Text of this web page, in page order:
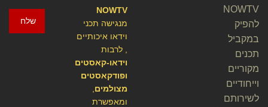
שלח
NOWTV
מנגישה תכני
וידאו איכותיים
, לרבות
וידאו-קאסטים
ופודקאסטים
מצולמים,
ומאפשרת
NOWTV
להפיק
במקביל
תכנים
מקוריים
וייחודיים
לשירותם